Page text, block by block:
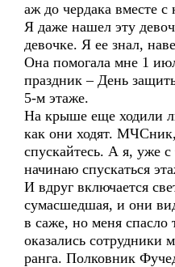
аж до чердака вместе
Я даже нашел эту
девочке. Я ее знал,
Она помогала мне 1
праздник – День
5-м этаже.
На крыше еще ходили
как они ходят.
спускайтесь. А я, уже
начинаю спускаться
И вдруг включается
сумасшедшая, и они
в саже, но меня спасло
оказались сотрудники
ранга. Полковник